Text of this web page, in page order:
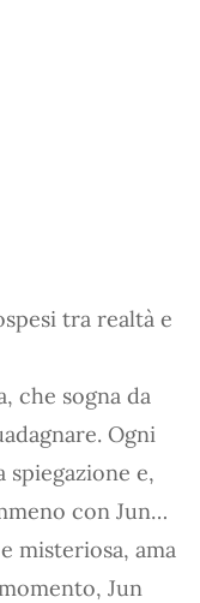
tra realtà e
che sogna da
Ogni
e,
con Jun…
misteriosa, ama
Jun